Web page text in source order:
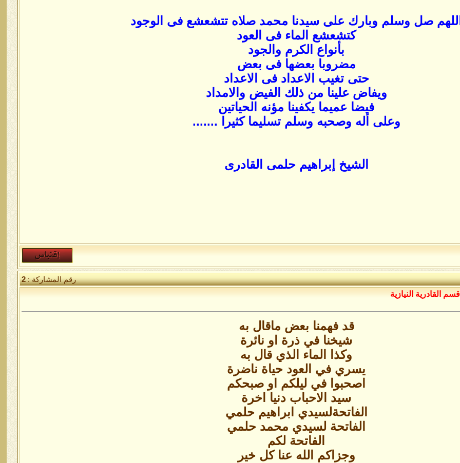
صل وسلم وبارك على سيدنا محمد صلاه تتشعشع فى الوجود
كتشعشع الماء فى العود
بأنواع الكرم والجود
مضروبا بعضها فى بعض
حتى تغيب الاعداد فى الاعداد
ويفاض علينا من ذلك الفيض والامداد
فيضا عميما يكفينا مؤنه الحياتين
وعلى أله وصحبه وسلم تسليما كثيرا .......
الشيخ إبراهيم حلمى القادرى
رقم المشاركة :2
قسم القادرية النيازية
قد فهمنا بعض ماقال به
شيخنا في ذرة او نائرة
وكذا الماء الذي قال به
يسري في العود حياة ناضرة
اصحبوا في ليلكم او صبحكم
سيد الاحباب دنيا اخرة
الفاتحةلسيدي ابراهيم حلمي
الفاتحة لسيدي محمد حلمي
الفاتحة لكم
وجزاكم الله عنا كل خير